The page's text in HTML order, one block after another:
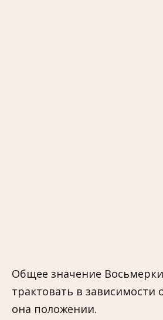
Общее значение
трактовать в зависимости
она положении.